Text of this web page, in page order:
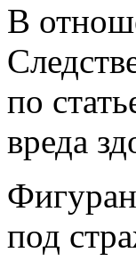
В
по
вреда
под